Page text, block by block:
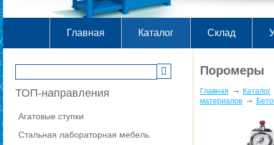
Главная Каталог Склад
ТОП-направления
Агатовые ступки
Стальная лабораторная мебель
Поромеры
Главная
Каталог
материалов